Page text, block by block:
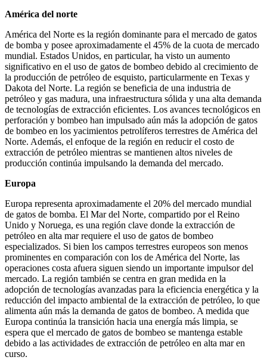
América del norte
América del Norte es la región dominante para el mercado de gatos
de bomba y posee aproximadamente el 45% de la cuota de mercado
mundial. Estados Unidos, en particular, ha visto un aumento
significativo en el uso de gatos de bombeo debido al crecimiento de
la producción de petróleo de esquisto, particularmente en Texas y
Dakota del Norte. La región se beneficia de una industria de
petróleo y gas madura, una infraestructura sólida y una alta demanda
de tecnologías de extracción eficientes. Los avances tecnológicos en
perforación y bombeo han impulsado aún más la adopción de gatos
de bombeo en los yacimientos petrolíferos terrestres de América del
Norte. Además, el enfoque de la región en reducir el costo de
extracción de petróleo mientras se mantienen altos niveles de
producción continúa impulsando la demanda del mercado.
Europa
Europa representa aproximadamente el 20% del mercado mundial
de gatos de bomba. El Mar del Norte, compartido por el Reino
Unido y Noruega, es una región clave donde la extracción de
petróleo en alta mar requiere el uso de gatos de bombeo
especializados. Si bien los campos terrestres europeos son menos
prominentes en comparación con los de América del Norte, las
operaciones costa afuera siguen siendo un importante impulsor del
mercado. La región también se centra en gran medida en la
adopción de tecnologías avanzadas para la eficiencia energética y la
reducción del impacto ambiental de la extracción de petróleo, lo que
alimenta aún más la demanda de gatos de bombeo. A medida que
Europa continúa la transición hacia una energía más limpia, se
espera que el mercado de gatos de bombeo se mantenga estable
debido a las actividades de extracción de petróleo en alta mar en
curso.